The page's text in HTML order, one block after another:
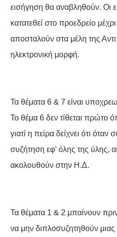
εισήγηση θα αναβληθούν. Οι
κατατεθεί στο προεδρείο
αποσταλούν στα μέλη της
ηλεκτρονική μορφή.
Τα θέματα 6 & 7 είναι
Το θέμα 6 δεν τίθεται πρώτο
γιατί η πείρα δείχνει ότι όταν
συζήτηση εφ’ όλης της ύλης,
ακολουθούν στην Η.Δ.
Τα θέματα 1 & 2 μπαίνουν
να μην διπλοσυζητηθούν μιας